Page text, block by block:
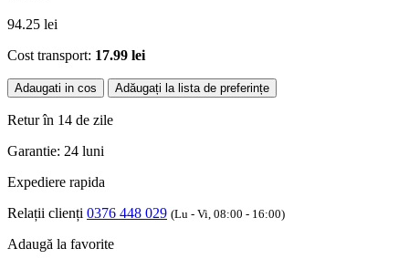
94.25 lei
Cost transport: 17.99 lei
Adaugati in cos Adăugați la lista de preferințe
Retur în 14 de zile
Garantie: 24 luni
Expediere rapida
Relații clienți 0376 448 029 (Lu - Vi, 08:00 - 16:00)
Adaugă la favorite